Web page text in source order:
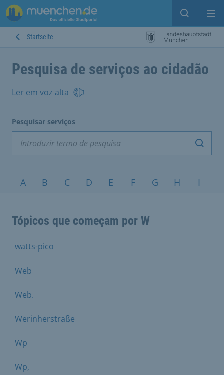
Open
Startseite
Pesquisa de serviços ao cidadão
Ler em voz alta
Pesquisar serviços
Tópicos A-Z
A B C D E F G H I
Tópicos que começam por W
watts-pico
Web
Web.
Werinherstraße
Wp
Wp,